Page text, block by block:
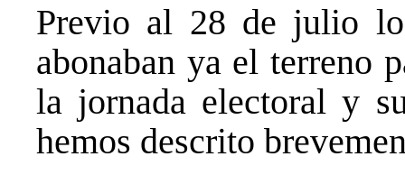
Previo al 28 de julio
abonaban ya el terreno
la jornada electoral y
hemos descrito